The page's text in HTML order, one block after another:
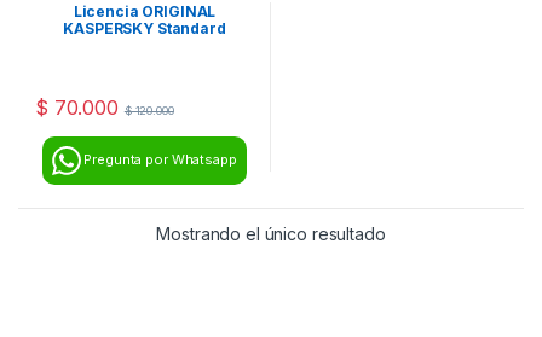
Licencia ORIGINAL
KASPERSKY Standard
$ 70.000 $120.000
Pregunta por Whatsapp
Mostrando el único resultado